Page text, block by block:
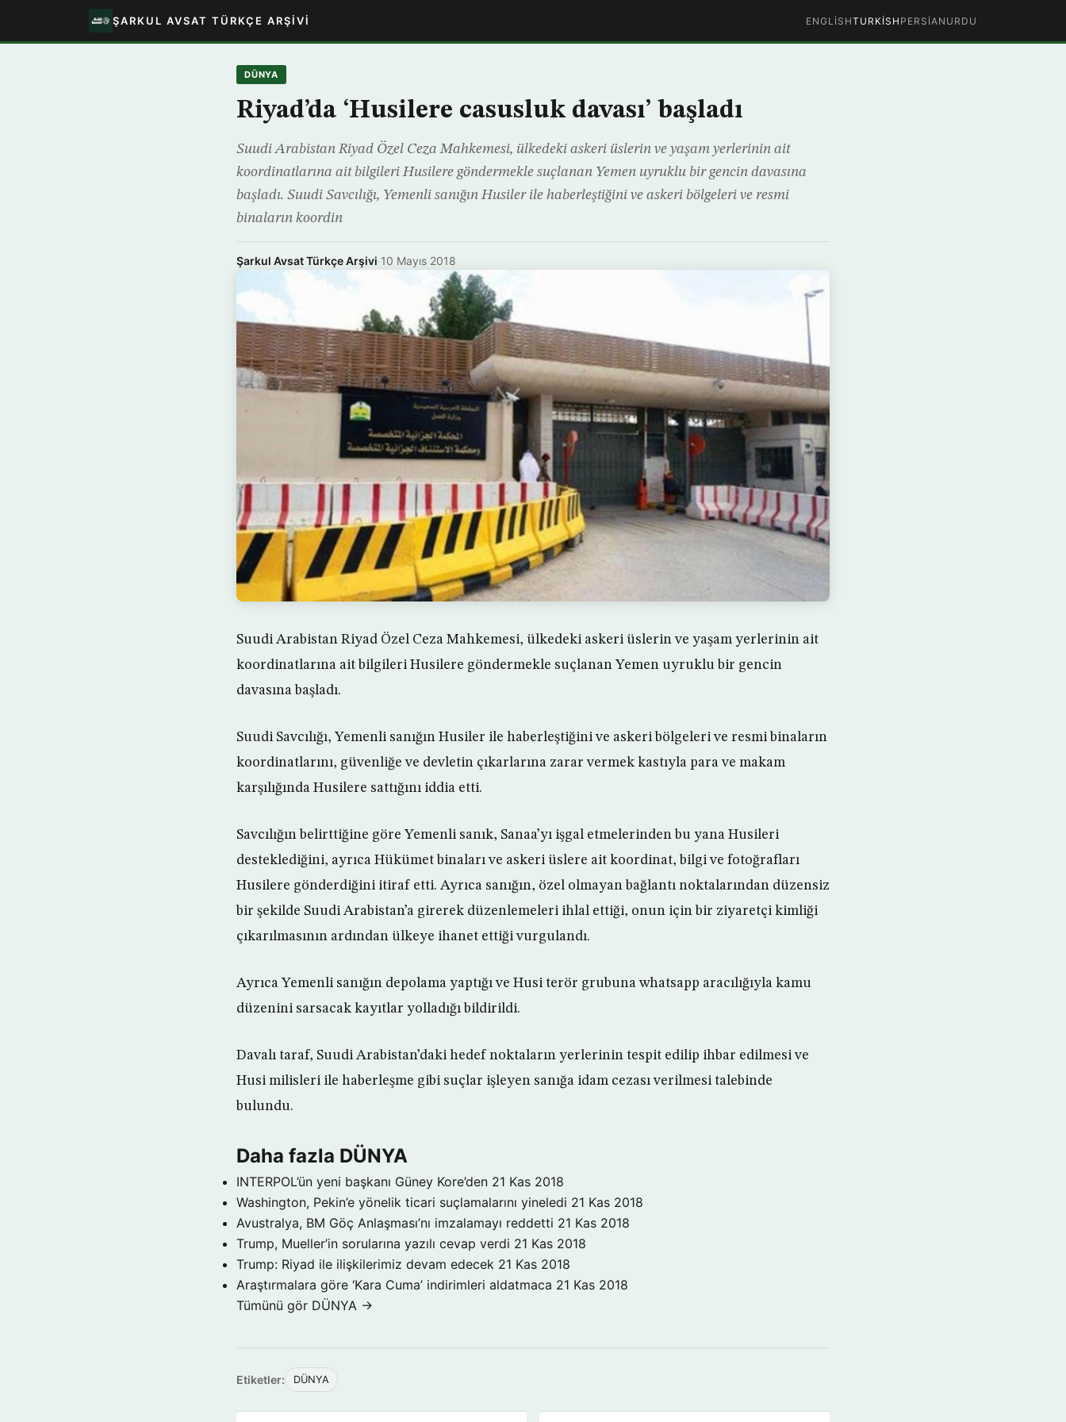
ŞARKUL AVSAT TÜRKÇE ARŞIVI ENGLISHTURKISH PERSIAN URDU
DÜNYA
Riyad’da ‘Husilere casusluk davası’ başladı
Suudi Arabistan Riyad Özel Ceza Mahkemesi, ülkedeki askeri üslerin ve yaşam yerlerinin ait
koordinatlarına ait bilgileri Husilere göndermekle suçlanan Yemen uyruklu bir gencin davasına
başladı. Suudi Savcılığı, Yemenli sanığın Husiler ile haberleştiğini ve askeri bölgeleri ve resmi
binaların koordin
Şarkul Avsat Türkçe Arşivi·10 Mayıs 2018
Suudi Arabistan Riyad Özel Ceza Mahkemesi, ülkedeki askeri üslerin ve yaşam yerlerinin ait
koordinatlarına ait bilgileri Husilere göndermekle suçlanan Yemen uyruklu bir gencin
davasına başladı.
Suudi Savcılığı, Yemenli sanığın Husiler ile haberleştiğini ve askeri bölgeleri ve resmi binaların
koordinatlarını, güvenliğe ve devletin çıkarlarına zarar vermek kastıyla para ve makam
karşılığında Husilere sattığını iddia etti.
Savcılığın belirttiğine göre Yemenli sanık, Sanaa’yı işgal etmelerinden bu yana Husileri
desteklediğini, ayrıca Hükümet binaları ve askeri üslere ait koordinat, bilgi ve fotoğrafları
Husilere gönderdiğini itiraf etti. Ayrıca sanığın, özel olmayan bağlantı noktalarından düzensiz
bir şekilde Suudi Arabistan’a girerek düzenlemeleri ihlal ettiği, onun için bir ziyaretçi kimliği
çıkarılmasının ardından ülkeye ihanet ettiği vurgulandı.
Ayrıca Yemenli sanığın depolama yaptığı ve Husi terör grubuna whatsapp aracılığıyla kamu
düzenini sarsacak kayıtlar yolladığı bildirildi.
Davalı taraf, Suudi Arabistan’daki hedef noktaların yerlerinin tespit edilip ihbar edilmesi ve
Husi milisleri ile haberleşme gibi suçlar işleyen sanığa idam cezası verilmesi talebinde
bulundu.
Daha fazla DÜNYA
INTERPOL’ün yeni başkanı Güney Kore’den 21 Kas 2018
Washington, Pekin’e yönelik ticari suçlamalarını yineledi 21 Kas 2018
Avustralya, BM Göç Anlaşması’nı imzalamayı reddetti 21 Kas 2018
Trump, Mueller’in sorularına yazılı cevap verdi 21 Kas 2018
Trump: Riyad ile ilişkilerimiz devam edecek 21 Kas 2018
Araştırmalara göre ‘Kara Cuma’ indirimleri aldatmaca 21 Kas 2018
Tümünü gör DÜNYA →
Etiketler: DÜNYA